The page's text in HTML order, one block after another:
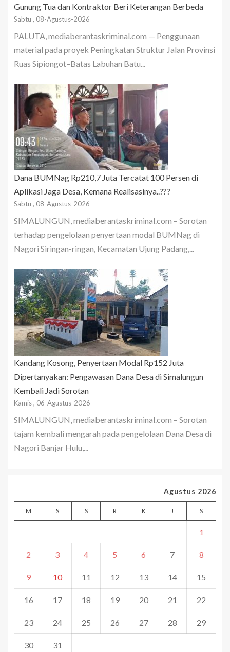
Gunung Tua dan Kontraktor Beri Keterangan Berbeda
Sabtu , 08-Agustus-2026
PALUTA, mediaberantaskriminal.com — Penggunaan
material pada proyek Peningkatan Struktur Jalan Provinsi
Ruas Sipiongot–Batas Labuhan Batu...
Dana BUMNag Rp210,7 Juta Tercatat 100 Persen di
Aplikasi Jaga Desa, Kemana Realisasinya..???
Sabtu , 08-Agustus-2026
SIMALUNGUN, mediaberantaskriminal.com – Sorotan
terhadap pengelolaan penyertaan modal BUMNag di
Nagori Siringan-ringan, Kecamatan Ujung Padang,...
Kandang Kosong, Penyertaan Modal Rp152 Juta
Dipertanyakan: Pengawasan Dana Desa di Simalungun
Kembali Jadi Sorotan
Kamis , 06-Agustus-2026
SIMALUNGUN, mediaberantaskriminal.com – Sorotan
tajam kembali mengarah pada pengelolaan Dana Desa di
Nagori Banjar Hulu,...
Agustus 2026
M S S R K J S
1
2 3 4 5 6 7 8
9 10 11 12 13 14 15
16 17 18 19 20 21 22
23 24 25 26 27 28 29
30 31